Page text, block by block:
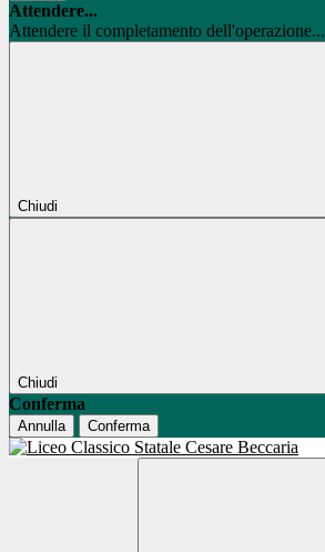
Attendere...
Attendere il completamento dell'operazione...
Chiudi
Chiudi
Conferma
Annulla Conferma